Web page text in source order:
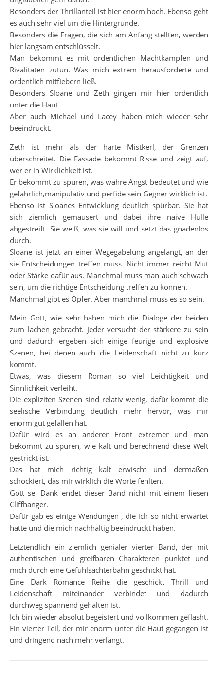
Besonders der Thrillanteil ist hier enorm hoch. Ebenso geht
es auch sehr viel um die Hintergründe.
Besonders die Fragen, die sich am Anfang stellten, werden
hier langsam entschlüsselt.
Man bekommt es mit ordentlichen Machtkämpfen und
Rivalitäten zutun. Was mich extrem herausforderte und
ordentlich mitfiebern ließ.
Besonders Sloane und Zeth gingen mir hier ordentlich
unter die Haut.
Aber auch Michael und Lacey haben mich wieder sehr
beeindruckt.
Zeth ist mehr als der harte Mistkerl, der Grenzen
überschreitet. Die Fassade bekommt Risse und zeigt auf,
wer er in Wirklichkeit ist.
Er bekommt zu spüren, was wahre Angst bedeutet und wie
gefährlich,manipulativ und perfide sein Gegner wirklich ist.
Ebenso ist Sloanes Entwicklung deutlich spürbar. Sie hat
sich ziemlich gemausert und dabei ihre naive Hülle
abgestreift. Sie weiß, was sie will und setzt das gnadenlos
durch.
Sloane ist jetzt an einer Wegegabelung angelangt, an der
sie Entscheidungen treffen muss. Nicht immer reicht Mut
oder Stärke dafür aus. Manchmal muss man auch schwach
sein, um die richtige Entscheidung treffen zu können.
Manchmal gibt es Opfer. Aber manchmal muss es so sein.
Mein Gott, wie sehr haben mich die Dialoge der beiden
zum lachen gebracht. Jeder versucht der stärkere zu sein
und dadurch ergeben sich einige feurige und explosive
Szenen, bei denen auch die Leidenschaft nicht zu kurz
kommt.
Etwas, was diesem Roman so viel Leichtigkeit und
Sinnlichkeit verleiht.
Die expliziten Szenen sind relativ wenig, dafür kommt die
seelische Verbindung deutlich mehr hervor, was mir
enorm gut gefallen hat.
Dafür wird es an anderer Front extremer und man
bekommt zu spüren, wie kalt und berechnend diese Welt
gestrickt ist.
Das hat mich richtig kalt erwischt und dermaßen
schockiert, das mir wirklich die Worte fehlten.
Gott sei Dank endet dieser Band nicht mit einem fiesen
Cliffhanger.
Dafür gab es einige Wendungen , die ich so nicht erwartet
hatte und die mich nachhaltig beeindruckt haben.
Letztendlich ein ziemlich genialer vierter Band, der mit
authentischen und greifbaren Charakteren punktet und
mich durch eine Gefühlsachterbahn geschickt hat.
Eine Dark Romance Reihe die geschickt Thrill und
Leidenschaft miteinander verbindet und dadurch
durchweg spannend gehalten ist.
Ich bin wieder absolut begeistert und vollkommen geflasht.
Ein vierter Teil, der mir enorm unter die Haut gegangen ist
und dringend nach mehr verlangt.